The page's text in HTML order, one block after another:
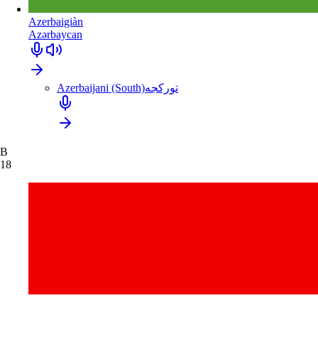
Azerbaigiàn
Azərbaycan
Azerbaijani (South)تورکجه
B
18